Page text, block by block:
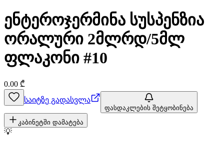
ენტეროჯერმინა სუსპენზია
ორალური 2მლრდ/5მლ
ფლაკონი #10
0.00 ₾
საიტზე გადასვლა
ფასდაკლების შეტყობინება
კაბინეტში დამატება
💡